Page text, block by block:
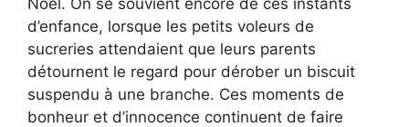
d’enfance, lorsque les petits voleurs de
sucreries attendaient que leurs parents
détournent le regard pour dérober un biscuit
suspendu à une branche. Ces moments de
bonheur et d’innocence continuent de faire